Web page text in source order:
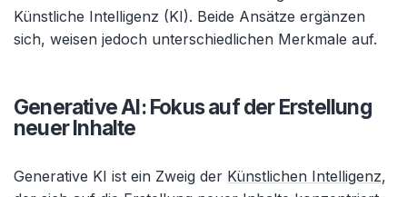
Künstliche Intelligenz (KI). Beide Ansätze ergänzen
sich, weisen jedoch unterschiedlichen Merkmale auf.
Generative AI: Fokus auf der Erstellung
neuer Inhalte
Generative KI ist ein Zweig der Künstlichen Intelligenz,